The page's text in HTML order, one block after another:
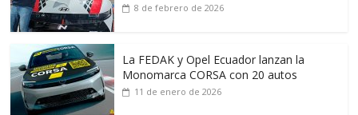
8 de febrero de 2026
La FEDAK y Opel Ecuador lanzan la
Monomarca CORSA con 20 autos
11 de enero de 2026